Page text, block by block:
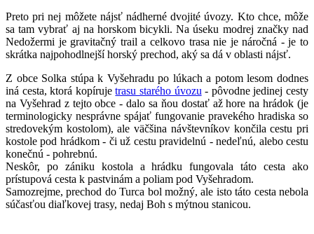
Preto pri nej môžete nájsť nádherné dvojité úvozy. Kto chce, môže
sa tam vybrať aj na horskom bicykli. Na úseku modrej značky nad
Nedožermi je gravitačný trail a celkovo trasa nie je náročná - je to
skrátka najpohodlnejší horský prechod, aký sa dá v oblasti nájsť.
Z obce Solka stúpa k Vyšehradu po lúkach a potom lesom dodnes
iná cesta, ktorá kopírujetrasu starého úvozu- pôvodne jedinej cesty
na Vyšehrad z tejto obce - dalo sa ňou dostať až hore na hrádok (je
terminologicky nesprávne spájať fungovanie pravekého hradiska so
stredovekým kostolom), ale väčšina návštevníkov končila cestu pri
kostole pod hrádkom - či už cestu pravidelnú - nedeľnú, alebo cestu
konečnú - pohrebnú.
Neskôr, po zániku kostola a hrádku fungovala táto cesta ako
prístupová cesta k pastvinám a poliam pod Vyšehradom.
Samozrejme, prechod do Turca bol možný, ale isto táto cesta nebola
súčasťou diaľkovej trasy, nedaj Boh s mýtnou stanicou.